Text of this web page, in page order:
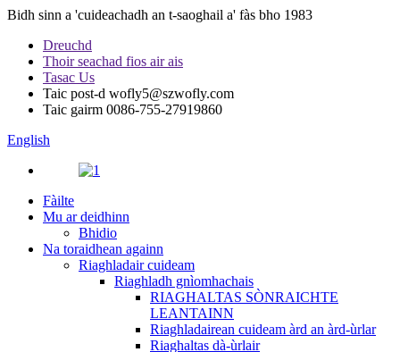
Bidh sinn a 'cuideachadh an t-saoghail a' fàs bho 1983
Dreuchd
Thoir seachad fios air ais
Tasac Us
Taic post-d wofly5@szwofly.com
Taic gairm 0086-755-27919860
English
Fàilte
Mu ar deidhinn
Bhidio
Na toraidhean againn
Riaghladair cuideam
Riaghladh gnìomhachais
RIAGHALTAS SÒNRAICHTE
LEANTAINN
Riaghladairean cuideam àrd an àrd-ùrlar
Riaghaltas dà-ùrlair